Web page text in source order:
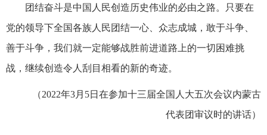
团结奋斗是中国人民创造历史伟业的必由之路。只要在
党的领导下全国各族人民团结一心、众志成城，敢于斗争、
善于斗争，我们就一定能够战胜前进道路上的一切困难挑
战，继续创造令人刮目相看的新的奇迹。
（2022年3月5日在参加十三届全国人大五次会议内蒙古
代表团审议时的讲话）